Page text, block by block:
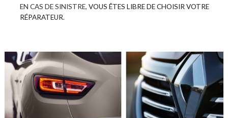
EN CAS DE SINISTRE, VOUS ÊTES LIBRE DE CHOISIR VOTRE
RÉPARATEUR.